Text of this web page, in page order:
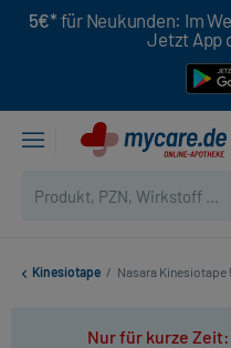
5€* für Neukunden: Im
Jetzt App
Kinesiotape / Nasara Kinesiotape
Nur für kurze Zeit: